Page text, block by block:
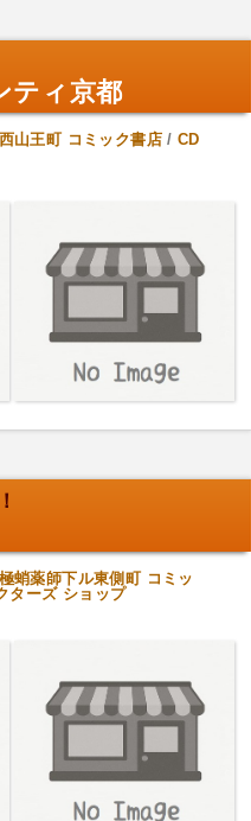
ティ京都
山王町 コミック書店/CD
蛸薬師下ル東側町 コミッ
ターズ ショップ